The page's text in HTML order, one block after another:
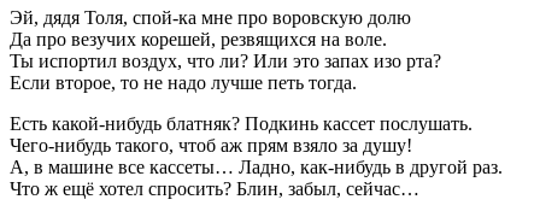
Эй, дядя Толя, спой-ка мне про воровскую долю
Да про везучих корешей, резвящихся на воле.
Ты испортил воздух, что ли? Или это запах изо рта?
Если второе, то не надо лучше петь тогда.
Есть какой-нибудь блатняк? Подкинь кассет послушать.
Чего-нибудь такого, чтоб аж прям взяло за душу!
А, в машине все кассеты… Ладно, как-нибудь в другой раз.
Что ж ещё хотел спросить? Блин, забыл, сейчас…